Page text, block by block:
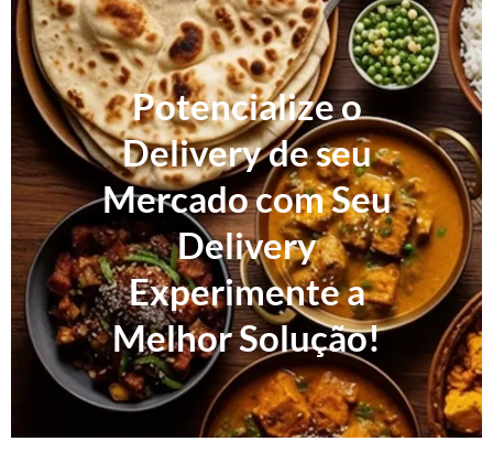
Potencialize o
Delivery de seu
Mercado com Seu
Delivery
Experimente a
Melhor Solução!